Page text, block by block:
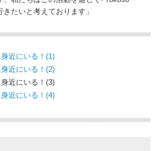
たいと考えております」
近にいる！(1)
近にいる！(2)
近にいる！(3)
近にいる！(4)